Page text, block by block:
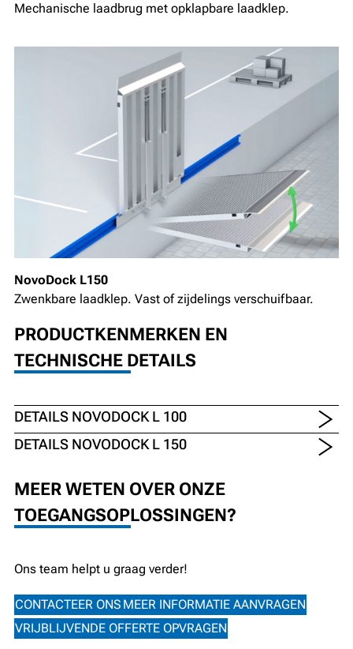
Mechanische laadbrug met opklapbare laadklep.
NovoDock L150
Zwenkbare laadklep. Vast of zijdelings verschuifbaar.
PRODUCTKENMERKEN EN
TECHNISCHE DETAILS
DETAILS NOVODOCK L 100
DETAILS NOVODOCK L 150
MEER WETEN OVER ONZE
TOEGANGSOPLOSSINGEN?
Ons team helpt u graag verder!
CONTACTEER ONS MEER INFORMATIE AANVRAGEN
VRIJBLIJVENDE OFFERTE OPVRAGEN